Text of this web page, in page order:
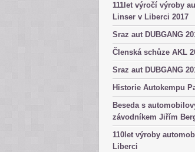
111let výročí výroby
Linser v Liberci 2017
Sraz aut DUBGANG
Členská schůze AKL
Sraz aut DUBGANG
Historie Autokempu
Beseda s
závodníkem Jiřím
110let výroby
Liberci